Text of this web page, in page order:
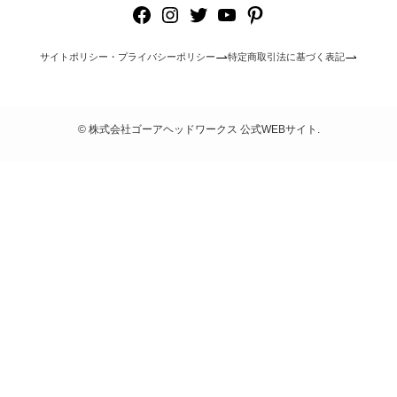
Facebook
Instagram
Twitter
YouTube
Pinterest
サイトポリシー・プライバシーポリシー 特定商取引法に基づく表記
©株式会社ゴーアヘッドワークス 公式WEBサイト.